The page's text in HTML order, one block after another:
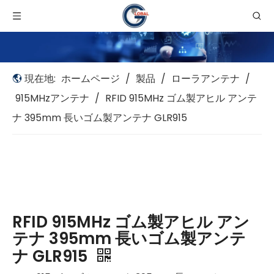
現在地: ホームページ / 製品 / ローラアンテナ /
915MHzアンテナ / RFID 915MHz ゴム製アヒル アンテ
ナ 395mm 長いゴム製アンテナ GLR915
RFID 915MHz ゴム製アヒル アン
テナ 395mm 長いゴム製アンテ
ナ GLR915